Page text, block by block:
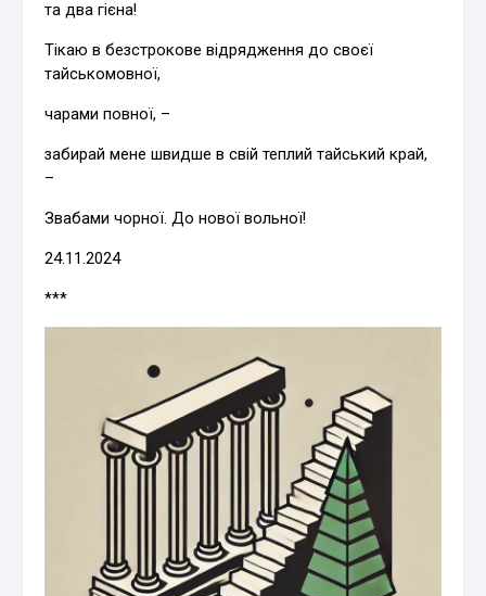
та два гієна!
Тікаю в безстрокове відрядження до своєї
тайськомовної,
чарами повної, –
забирай мене швидше в свій теплий тайський край,
–
Звабами чорної. До нової вольної!
24.11.2024
***